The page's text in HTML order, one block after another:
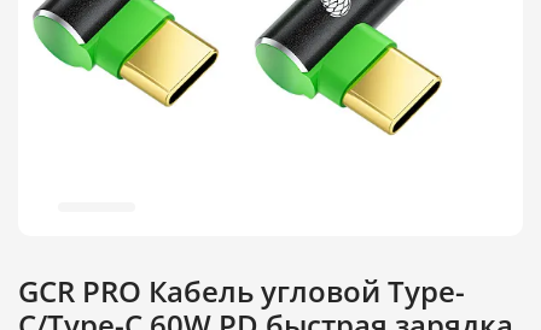
GCR PRO Кабель угловой Type-